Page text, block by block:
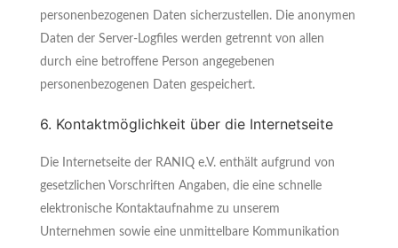
personenbezogenen Daten sicherzustellen. Die anonymen
Daten der Server-Logfiles werden getrennt von allen
durch eine betroffene Person angegebenen
personenbezogenen Daten gespeichert.
6. Kontaktmöglichkeit über die Internetseite
Die Internetseite der RANIQ e.V. enthält aufgrund von
gesetzlichen Vorschriften Angaben, die eine schnelle
elektronische Kontaktaufnahme zu unserem
Unternehmen sowie eine unmittelbare Kommunikation